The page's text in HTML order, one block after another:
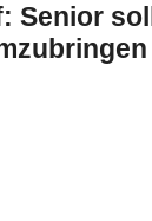
Senior